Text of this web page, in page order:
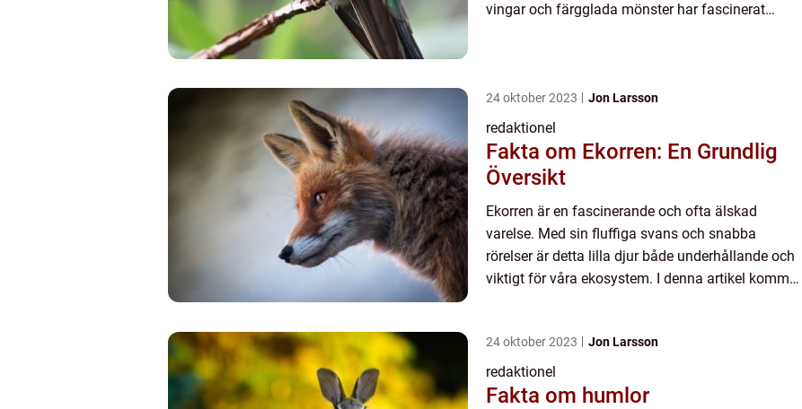
vingar och färgglada mönster har fascinerat
24 oktober 2023 Jon Larsson
redaktionel
Fakta om Ekorren: En Grundlig
Översikt
Ekorren är en fascinerande och ofta älskad
varelse. Med sin fluffiga svans och snabba
rörelser är detta lilla djur både underhållande och
viktigt för våra ekosystem. I denna artikel kommer
24 oktober 2023 Jon Larsson
redaktionel
Fakta om humlor